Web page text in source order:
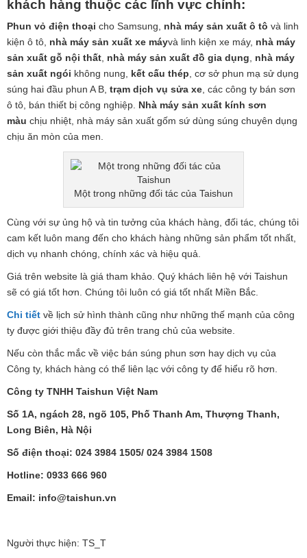
khách hàng thuộc các lĩnh vực chính:
Phun vỏ điện thoại cho Samsung, nhà máy sản xuất ô tô và linh
kiện ô tô, nhà máy sản xuất xe máyvà linh kiện xe máy, nhà máy
sản xuất gỗ nội thất nhà máy sản xuất đồ gia dụng
nhà máy
sản xuất ngói không nung, kết cấu thép , cơ sở phun mạ sử dụng
súng hai đầu phun A B, trạm dịch vụ sửa xe , các công ty bán sơn
ô tô, bán thiết bị công nghiệp. Nhà máy sản xuất kính sơn
màu chịu nhiệt, nhà máy sản xuất gốm sứ dùng súng chuyên dụng
chịu ăn mòn của men.
Một trong những đối tác của Taishun
Cùng với sự ủng hộ và tin tưởng của khách hàng, đối tác, chúng tôi
cam kết luôn mang đến cho khách hàng những sản phẩm tốt nhất,
dịch vụ nhanh chóng, chính xác và hiệu quả.
Giá trên website là giá tham khảo. Quý khách liên hệ với Taishun
sẽ có giá tốt hơn. Chúng tôi luôn có giá tốt nhất Miền Bắc.
Chi tiết về lịch sử hình thành cũng như những thế mạnh của công
ty được giới thiệu đầy đủ trên trang chủ của website.
Nếu còn thắc mắc về việc bán súng phun sơn hay dịch vụ của
Công ty, khách hàng có thể liên lạc với công ty để hiểu rõ hơn.
Công ty TNHH Taishun Việt Nam
Số 1A, ngách 28, ngõ 105, Phố Thanh Am, Thượng Thanh,
Long Biên, Hà Nội
Số điện thoại: 024 3984 1505/ 024 3984 1508
Hotline: 0933 666 960
Email: info@taishun.vn
Người thực hiện: TS_T